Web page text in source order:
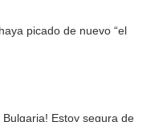
picado de nuevo “el
Estoy segura de